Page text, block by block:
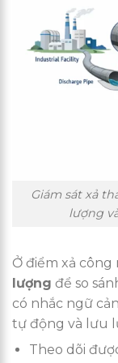
Giám sát xả
lượng
Ở điểm xả
lượng để so
có nhắc ngữ
tự động và lưu
Theo dõi